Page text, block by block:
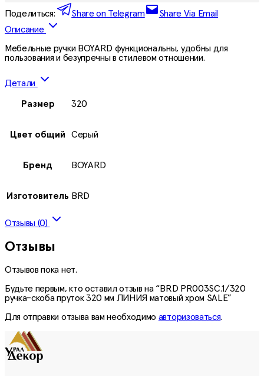
Поделиться: Share on Telegram
Share Via Email
Описание
Мебельные ручки BOYARD функциональны, удобны для
пользования и безупречны в стилевом отношении.
Детали
Размер 320
Цвет общий Серый
Бренд BOYARD
Изготовитель BRD
Отзывы (0)
Отзывы
Отзывов пока нет.
Будьте первым, кто оставил отзыв на “BRD PR003SC.1/320
ручка-скоба пруток 320 мм ЛИНИЯ матовый хром SALE”
Для отправки отзыва вам необходимо авторизоваться.